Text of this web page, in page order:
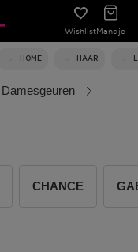
WishlistMandje
HOME HAAR
Damesgeuren
CHANCE